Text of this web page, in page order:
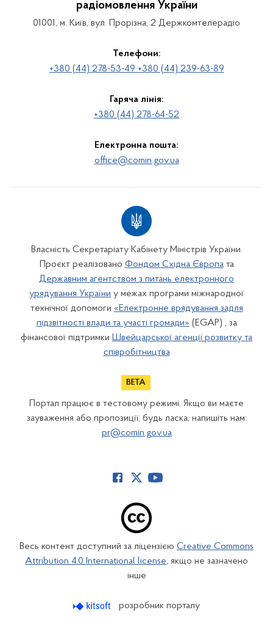
радіомовлення України
01001, м. Київ, вул. Прорізна, 2 Держкомтелерадіо
Телефони:
+380 (44) 278-53-49 +380 (44) 239-63-89
Гаряча лінія:
+380 (44) 278-64-52
Електронна пошта:
office@comin.gov.ua
Власність Секретаріату Кабінету Міністрів України.
Проєкт реалізовано Фондом Східна Європата
Державним агентством з питань електронного
урядування України у межах програми міжнародної
технічної допомоги «Електронне врядування задля
підзвітності влади та участі громади» (EGAP) , за
фінансової підтримки Швейцарської агенції розвитку та
співробітництва
Портал працює в тестовому режимі. Якщо ви маєте
зауваження або пропозиції, будь ласка, напишіть нам:
pr@comin.gov.ua
Весь контент доступний за ліцензією Creative Commons
Attribution 4.0 International license, якщо не зазначено
інше
розробник порталу